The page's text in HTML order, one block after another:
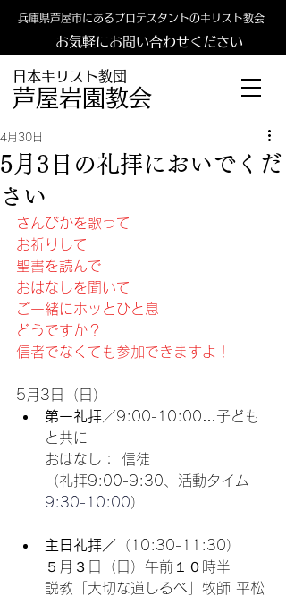
日本キリスト教団
​​芦屋岩園教会
兵庫県芦屋市にあるプロテスタントのキリスト教会
お気軽にお問い合わせください
5月3日の礼拝においでくだ
さい
4月30日
さんびかを歌って
お祈りして
聖書を読んで
おはなしを聞いて
ご一緒にホッとひと息
どうですか？
信者でなくても参加できますよ！
5月3日（日）
第一礼拝 ／9:00-10:00…子ども
と共に
おはなし： 信徒
（礼拝9:00-9:30、活動タイム
9:30-10:00）
主日礼拝／ （10:30-11:30）
５月３日（日）午前１０時半
説教「大切な道しるべ」牧師 平松